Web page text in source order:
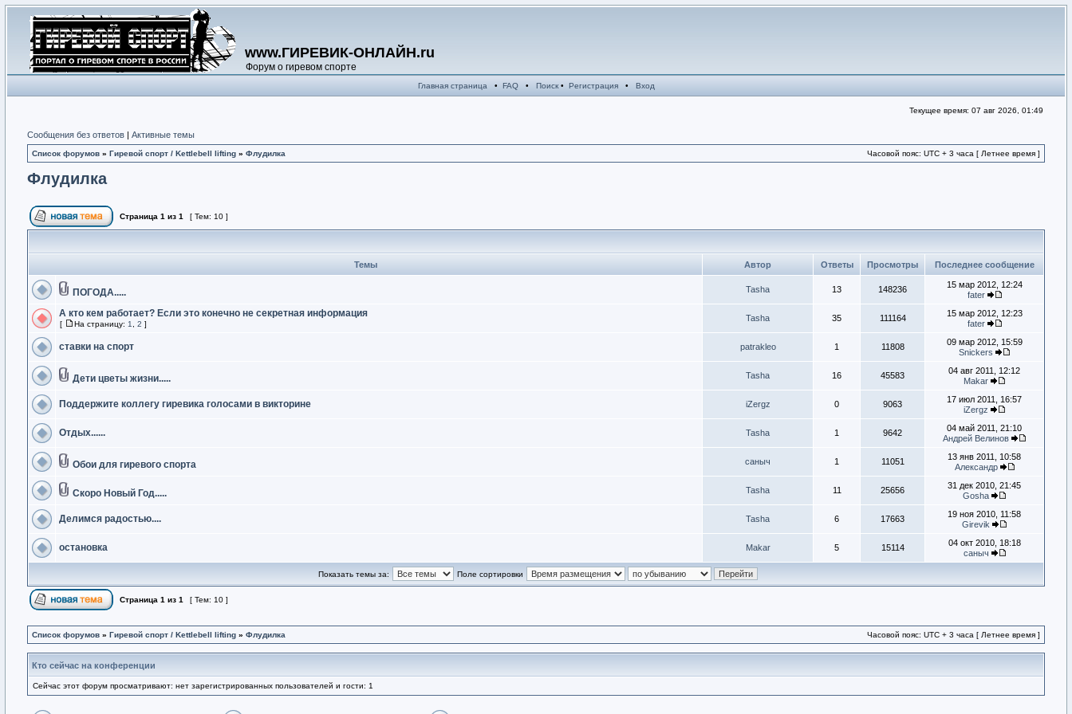
www.ГИРЕВИК-ОНЛАЙН.ru
Форум о гиревом спорте
Главная страница • FAQ• Поиск• Регистрация• Вход
Текущее время: 07 авг 2026, 01:49
Сообщения без ответов | Активные темы
Список форумов » Гиревой спорт / Kettlebell lifting » Флудилка Часовой пояс: UTC + 3 часа [ Летнее время ]
Флудилка
Страница 1 из 1 [ Тем: 10 ]
Темы Автор Ответы Просмотры Последнее сообщение
ПОГОДА..... Tasha 13 148236
15 мар 2012, 12:24
fater
А кто кем работает? Если это конечно не секретная информация
[ На страницу: 1 2 ]
Tasha 35 111164
15 мар 2012, 12:23
fater
ставки на спорт patrakleo 1 11808
09 мар 2012, 15:59
Snickers
Дети цветы жизни..... Tasha 16 45583
04 авг 2011, 12:12
Makar
Поддержите коллегу гиревика голосами в викторине iZergz 0 9063
17 июл 2011, 16:57
iZergz
Отдых...... Tasha 1 9642
04 май 2011, 21:10
Андрей Велинов
Обои для гиревого спорта саныч 1 11051
13 янв 2011, 10:58
Александр
Скоро Новый Год..... Tasha 11 25656
31 дек 2010, 21:45
Gosha
Делимся радостью.... Tasha 6 17663
19 ноя 2010, 11:58
Girevik
остановка Makar 5 15114
04 окт 2010, 18:18
саныч
Показать темы за: Поле сортировки
Страница 1 из 1 [ Тем: 10 ]
Список форумов » Гиревой спорт / Kettlebell lifting » Флудилка Часовой пояс: UTC + 3 часа [ Летнее время ]
Кто сейчас на конференции
Сейчас этот форум просматривают: нет зарегистрированных пользователей и гости: 1